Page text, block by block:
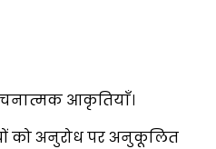
आकृतियाँ।
को अनुरोध पर अनुकूलित